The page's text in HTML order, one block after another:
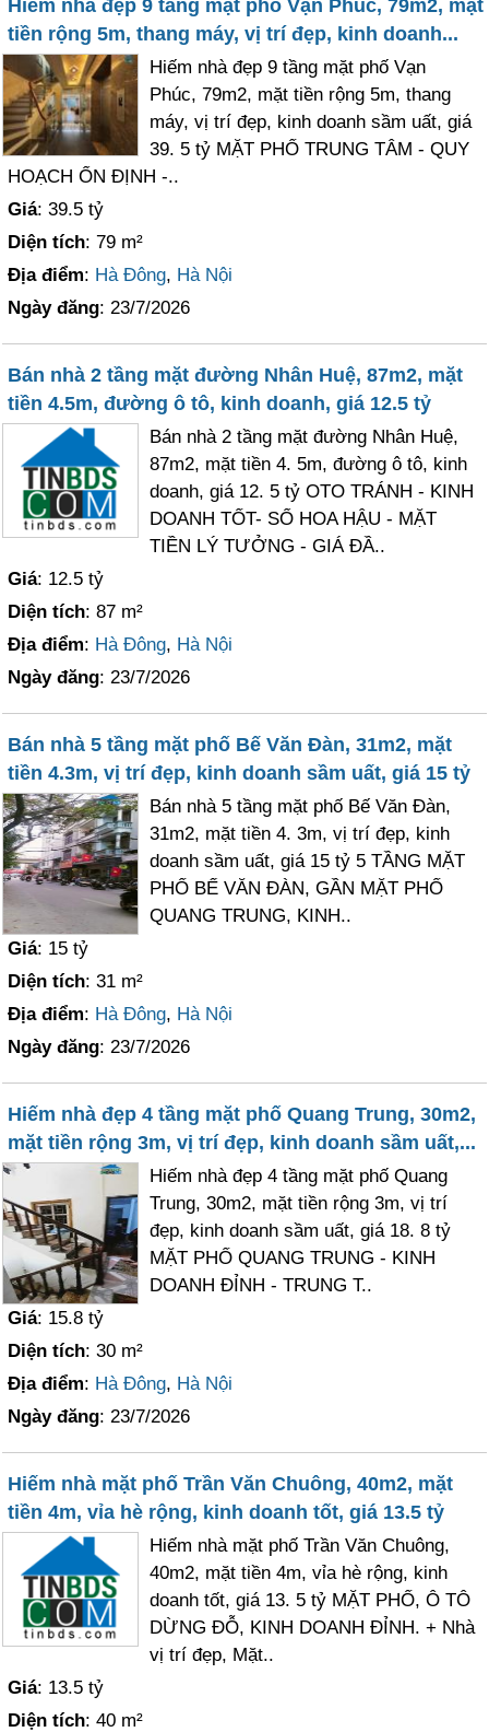
Hiếm nhà đẹp 9 tầng mặt phố Vạn Phúc, 79m2, mặt
tiền rộng 5m, thang máy, vị trí đẹp, kinh doanh...
Hiếm nhà đẹp 9 tầng mặt phố Vạn
Phúc, 79m2, mặt tiền rộng 5m, thang
máy, vị trí đẹp, kinh doanh sầm uất, giá
39. 5 tỷ MẶT PHỐ TRUNG TÂM - QUY
HOẠCH ỔN ĐỊNH -..
Giá: 39.5 tỷ
Diện tích: 79 m²
Địa điểm: Hà Đông, Hà Nội
Ngày đăng: 23/7/2026
Bán nhà 2 tầng mặt đường Nhân Huệ, 87m2, mặt
tiền 4.5m, đường ô tô, kinh doanh, giá 12.5 tỷ
Bán nhà 2 tầng mặt đường Nhân Huệ,
87m2, mặt tiền 4. 5m, đường ô tô, kinh
doanh, giá 12. 5 tỷ OTO TRÁNH - KINH
DOANH TỐT- SỔ HOA HẬU - MẶT
TIỀN LÝ TƯỞNG - GIÁ ĐẦ..
Giá: 12.5 tỷ
Diện tích: 87 m²
Địa điểm: Hà Đông, Hà Nội
Ngày đăng: 23/7/2026
Bán nhà 5 tầng mặt phố Bế Văn Đàn, 31m2, mặt
tiền 4.3m, vị trí đẹp, kinh doanh sầm uất, giá 15 tỷ
Bán nhà 5 tầng mặt phố Bế Văn Đàn,
31m2, mặt tiền 4. 3m, vị trí đẹp, kinh
doanh sầm uất, giá 15 tỷ 5 TẦNG MẶT
PHỐ BẾ VĂN ĐÀN, GẦN MẶT PHỐ
QUANG TRUNG, KINH..
Giá: 15 tỷ
Diện tích: 31 m²
Địa điểm: Hà Đông, Hà Nội
Ngày đăng: 23/7/2026
Hiếm nhà đẹp 4 tầng mặt phố Quang Trung, 30m2,
mặt tiền rộng 3m, vị trí đẹp, kinh doanh sầm uất,...
Hiếm nhà đẹp 4 tầng mặt phố Quang
Trung, 30m2, mặt tiền rộng 3m, vị trí
đẹp, kinh doanh sầm uất, giá 18. 8 tỷ
MẶT PHỐ QUANG TRUNG - KINH
DOANH ĐỈNH - TRUNG T..
Giá: 15.8 tỷ
Diện tích: 30 m²
Địa điểm: Hà Đông, Hà Nội
Ngày đăng: 23/7/2026
Hiếm nhà mặt phố Trần Văn Chuông, 40m2, mặt
tiền 4m, vỉa hè rộng, kinh doanh tốt, giá 13.5 tỷ
Hiếm nhà mặt phố Trần Văn Chuông,
40m2, mặt tiền 4m, vỉa hè rộng, kinh
doanh tốt, giá 13. 5 tỷ MẶT PHỐ, Ô TÔ
DỪNG ĐỖ, KINH DOANH ĐỈNH. + Nhà
vị trí đẹp, Mặt..
Giá: 13.5 tỷ
Diện tích: 40 m²